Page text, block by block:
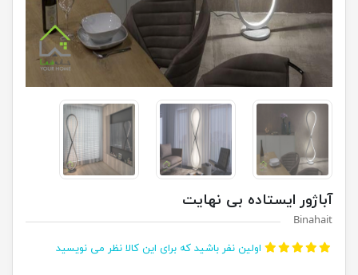
آباژور ایستاده بی نهایت
Binahait
اولین نفر باشید که برای این کالا نظر می نویسید